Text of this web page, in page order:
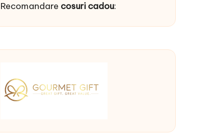
Recomandare cosuri cadou: